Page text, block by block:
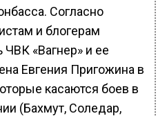
Согласно
и блогерам
ЧВК «Вагнер» и ее
Евгения Пригожина в
касаются боев в
(Бахмут, Соледар,